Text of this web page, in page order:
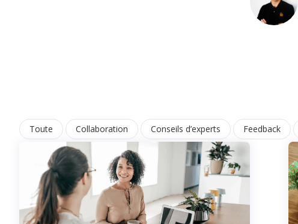
Toute Collaboration Conseils d’experts Feedback